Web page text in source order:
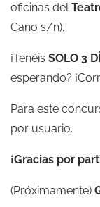
oficinas del
Cano s/n).
¡Tenéis SOLO 3
esperando?
Para este
por usuario.
¡Gracias por
(Próximamente)